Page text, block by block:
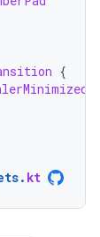
{
. kt